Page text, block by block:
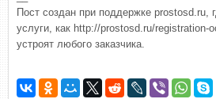
Пост создан при поддержке prostosd.ru,
услуги, как http://prostosd.ru/registration-
устроят любого заказчика.